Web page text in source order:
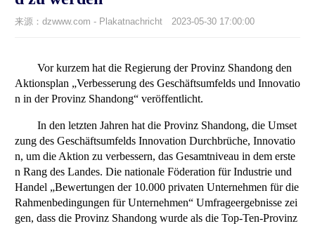
来源：dzwww.com - Plakatnachricht 2023-05-30 17:00:00
Vor kurzem hat die Regierung der Provinz Shandong den
Aktionsplan „Verbesserung des Geschäftsumfelds und Innovatio
n in der Provinz Shandong“ veröffentlicht.
In den letzten Jahren hat die Provinz Shandong, die Umset
zung des Geschäftsumfelds Innovation Durchbrüche, Innovatio
n, um die Aktion zu verbessern, das Gesamtniveau in dem erste
n Rang des Landes. Die nationale Föderation für Industrie und
Handel „Bewertungen der 10.000 privaten Unternehmen für die
Rahmenbedingungen für Unternehmen“ Umfrageergebnisse zei
gen, dass die Provinz Shandong wurde als die Top-Ten-Provinz